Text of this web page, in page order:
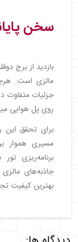
سخن
بازدید از برج
مالزی است.
جزئیات متفاوت
روی پل هوایی
برای تحقق این
مسیری هموار
برنامه‌ریزی
جاذبه‌های مالزی
بهترین کیفیت